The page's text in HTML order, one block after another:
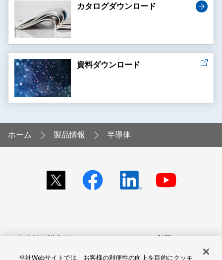
カタログダウンロード
資料ダウンロード
ホーム 製品情報 半導体
当社Webサイトでは、お客様の利便性の向上を目的にクッキ